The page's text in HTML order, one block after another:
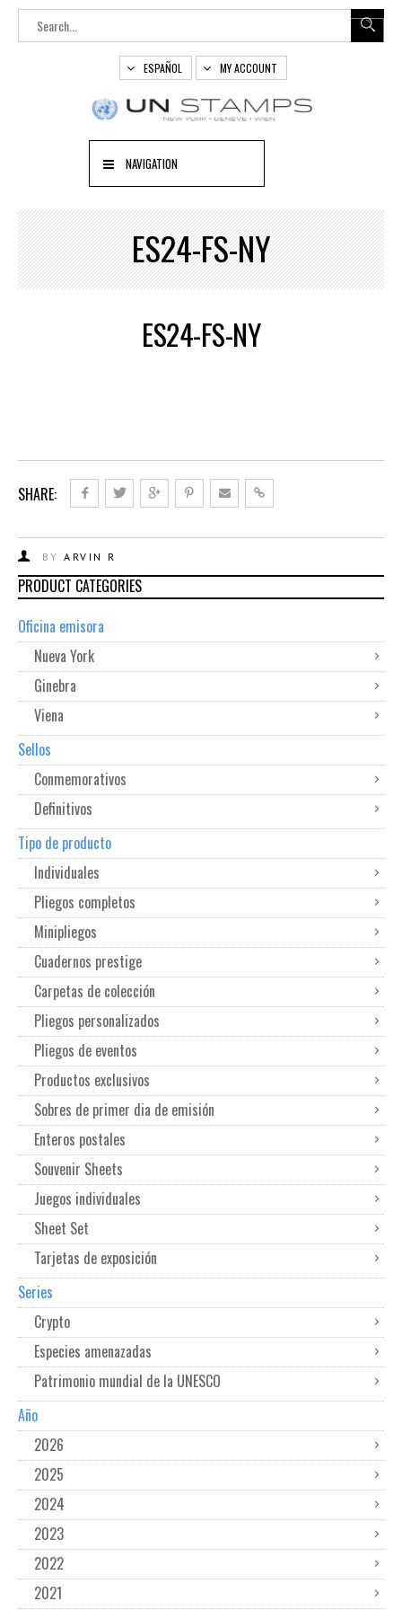
ESPAÑOL MY ACCOUNT
NAVIGATION
ES24-FS-NY
ES24-FS-NY
SHARE:
BY ARVIN R
PRODUCT CATEGORIES
Oficina emisora
Nueva York
Ginebra
Viena
Sellos
Conmemorativos
Definitivos
Tipo de producto
Individuales
Pliegos completos
Minipliegos
Cuadernos prestige
Carpetas de colección
Pliegos personalizados
Pliegos de eventos
Productos exclusivos
Sobres de primer dia de emisión
Enteros postales
Souvenir Sheets
Juegos individuales
Sheet Set
Tarjetas de exposición
Series
Crypto
Especies amenazadas
Patrimonio mundial de la UNESCO
Año
2026
2025
2024
2023
2022
2021